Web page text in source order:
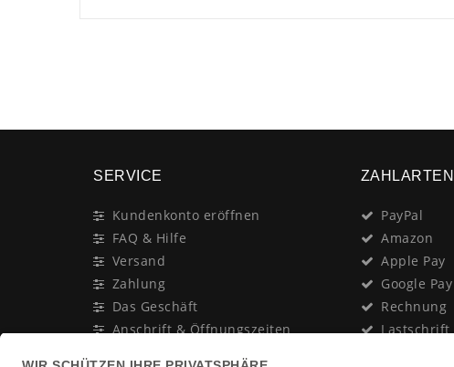
SERVICE
Kundenkonto eröffnen
FAQ & Hilfe
Versand
Zahlung
Das Geschäft
Anschrift & Öffnungszeiten
ZAHLARTEN
PayPal
Amazon
Apple Pay
Google Pay
Rechnung
Lastschrift